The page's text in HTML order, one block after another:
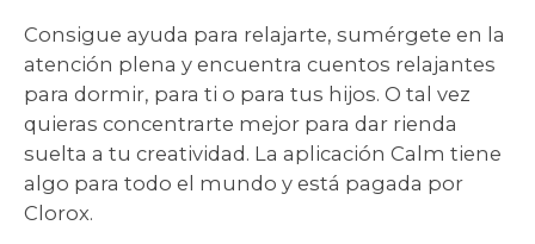
Consigue ayuda para relajarte, sumérgete en la
atención plena y encuentra cuentos relajantes
para dormir, para ti o para tus hijos. O tal vez
quieras concentrarte mejor para dar rienda
suelta a tu creatividad. La aplicación Calm tiene
algo para todo el mundo y está pagada por
Clorox.